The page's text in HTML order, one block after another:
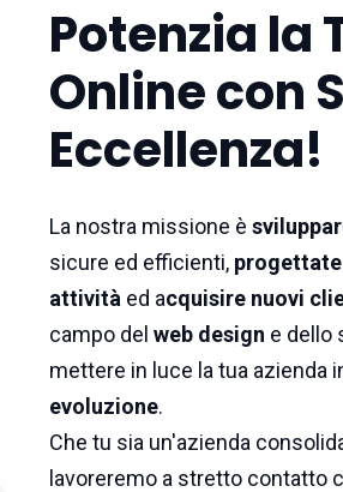
Potenzia la
Online con
Eccellenza!
La nostra missione è
sicure ed efficienti,
attività ed acquisire nuovi
campo del web design e dello
mettere in luce la tua azienda
evoluzione.
Che tu sia un'azienda
lavoreremo a stretto contatto